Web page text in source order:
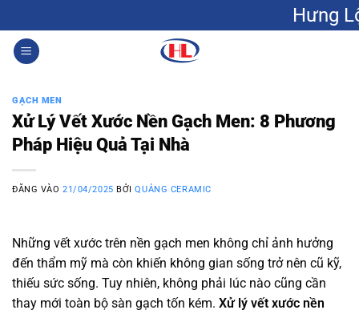
qua
nội
dung
Hưng Lộc: Gạch
GẠCH MEN
Xử Lý Vết Xước Nền Gạch Men: 8 Phương
Pháp Hiệu Quả Tại Nhà
ĐĂNG VÀO21/04/2025 BỞIQUẢNG CERAMIC
Những vết xước trên nền gạch men không chỉ ảnh hưởng
đến thẩm mỹ mà còn khiến không gian sống trở nên cũ kỹ,
thiếu sức sống. Tuy nhiên, không phải lúc nào cũng cần
thay mới toàn bộ sàn gạch tốn kém. Xử lý vết xước nền